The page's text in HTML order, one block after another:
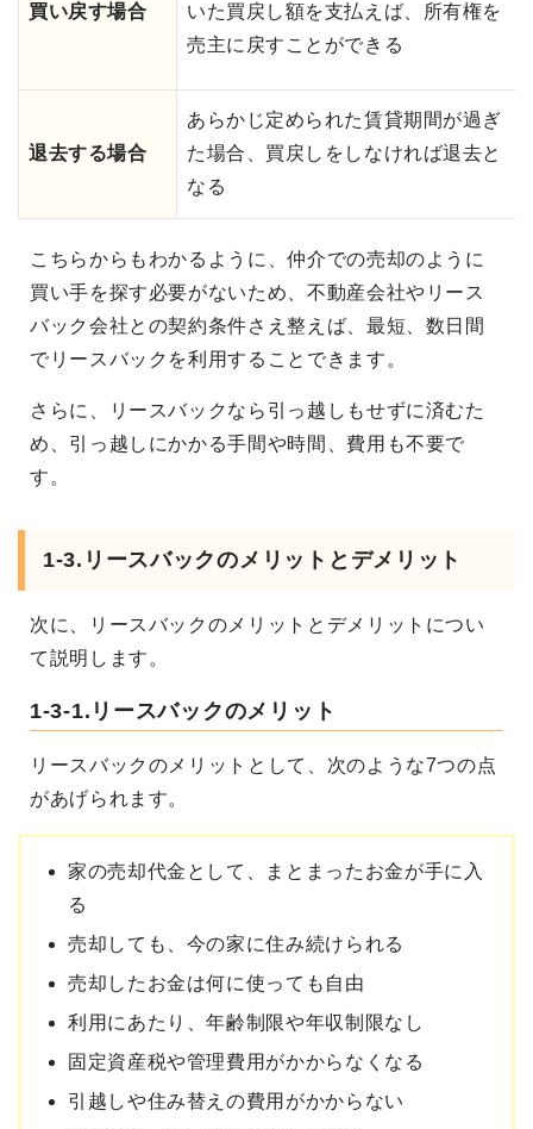
買い戻す場合
いた買戻し額を支払えば、所有権を
売主に戻すことができる
退去する場合
あらかじ定められた賃貸期間が過ぎ
た場合、買戻しをしなければ退去と
なる
こちらからもわかるように、仲介での売却のように
買い手を探す必要がないため、不動産会社やリース
バック会社との契約条件さえ整えば、最短、数日間
でリースバックを利用することできます。
さらに、リースバックなら引っ越しもせずに済むた
め、引っ越しにかかる手間や時間、費用も不要で
す。
1-3.リースバックのメリットとデメリット
次に、リースバックのメリットとデメリットについ
て説明します。
1-3-1.リースバックのメリット
リースバックのメリットとして、次のような7つの点
があげられます。
家の売却代金として、まとまったお金が手に入
る
売却しても、今の家に住み続けられる
売却したお金は何に使っても自由
利用にあたり、年齢制限や年収制限なし
固定資産税や管理費用がかからなくなる
引越しや住み替えの費用がかからない